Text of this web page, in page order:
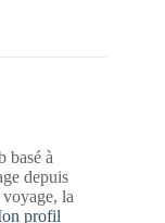
basé à
depuis
la
profil